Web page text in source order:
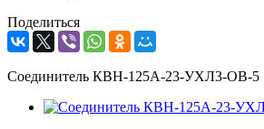
Поделиться
Соединитель КВН-125А-23-УХЛ3-ОВ-5